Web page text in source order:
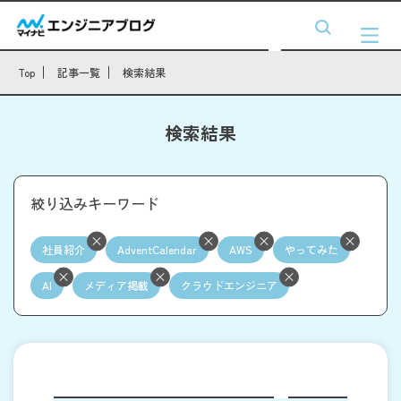
Top 記事一覧 検索結果
検索結果
絞り込みキーワード
社員紹介 AdventCalendar AWS やってみた
AI メディア掲載 クラウドエンジニア